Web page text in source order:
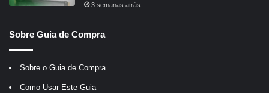
3 semanas atrás
Sobre Guia de Compra
Sobre o Guia de Compra
Como Usar Este Guia